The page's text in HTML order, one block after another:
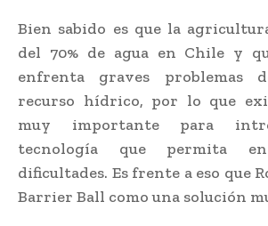
Bien sabido es que la
del 70% de agua en Chile y
enfrenta graves problemas
recurso hídrico, por lo que
muy importante para
tecnología que permita
dificultades. Es frente a eso que
Barrier Ball como una solución